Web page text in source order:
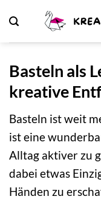
Inhalt
springen
Basteln als
kreative
Basteln ist weit
ist eine
Alltag aktiver zu
dabei etwas
Händen zu